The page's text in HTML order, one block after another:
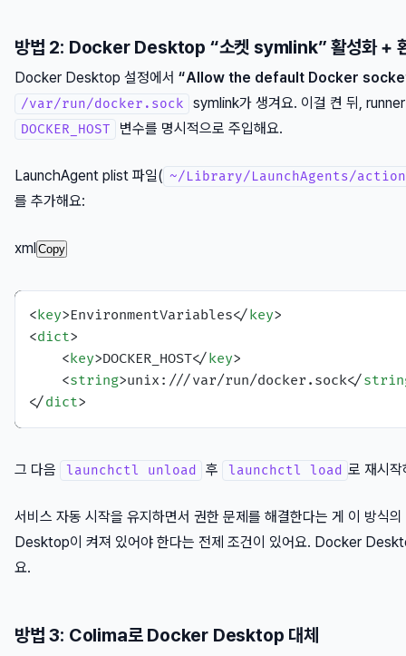
방법 2: Docker Desktop “소켓 symlink” 활성화 +
Docker Desktop 설정에서 “Allow the default Docker
/var/run/docker.sock symlink가 생겨요. 이걸 켠 뒤,
DOCKER_HOST 변수를 명시적으로 주입해요.
LaunchAgent plist 파일( ~/Library/LaunchAgents/
를 추가해요:
xml Copy
<key>EnvironmentVariables</key>
<dict>
<key>DOCKER_HOST</key>
<string>unix:///var/run/docker.sock</
</dict>
그 다음 launchctl unload 후 launchctl load 로 재시
서비스 자동 시작을 유지하면서 권한 문제를 해결한다는 게 이 방식
Desktop이 켜져 있어야 한다는 전제 조건이 있어요. Docker
요.
방법 3: Colima로 Docker Desktop 대체